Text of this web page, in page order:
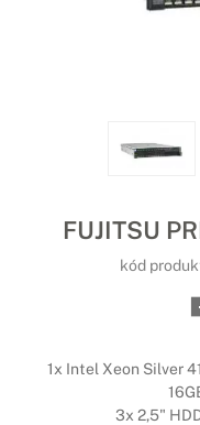
FUJITSU
kód
1x Intel Xeon Silver
3x 2,5"